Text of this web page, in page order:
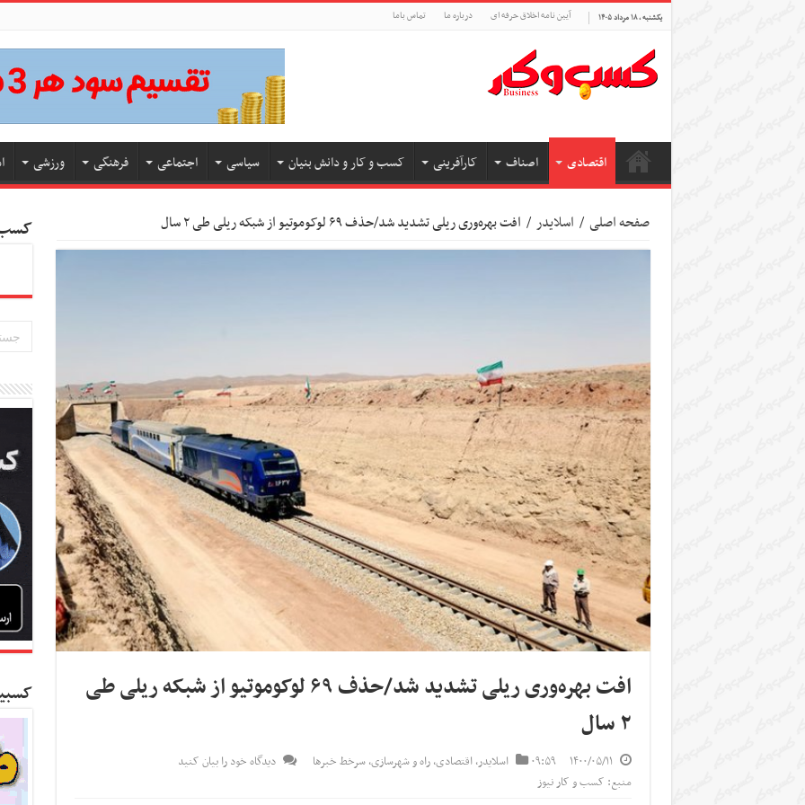
یکشنبه , ۱۸ مرداد ۱۴۰۵ آیین نامه اخلاق حرفه ای درباره ما تماس باما
اقتصادی اصناف کارآفرینی کسب و کار و دانش بنیان سیاسی اجتماعی فرهنگی ورزشی
صفحه اصلی / اسلایدر / افت بهره‌وری ریلی تشدید شد/حذف ۶۹ لوکوموتیو از شبکه ریلی طی ۲ سال
افت بهره‌وری ریلی تشدید شد/حذف ۶۹ لوکوموتیو از شبکه ریلی طی
۲ سال
۱۴۰۰/۰۵/۱۱ ۰۹:۵۹ اسلایدر,اقتصادی,راه و شهرسازی,سرخط خبرها
دیدگاه خود را بیان کنید
منبع: کسب و کار نیوز
کسب